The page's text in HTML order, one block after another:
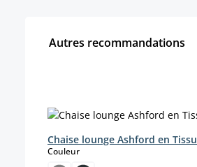
Autres recommandations
Chaise lounge Ashford en Tissu
Couleurselect